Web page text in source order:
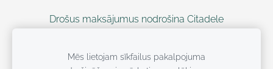
Drošus maksājumus nodrošina Citadele
Mēs lietojam sīkfailus pakalpojuma